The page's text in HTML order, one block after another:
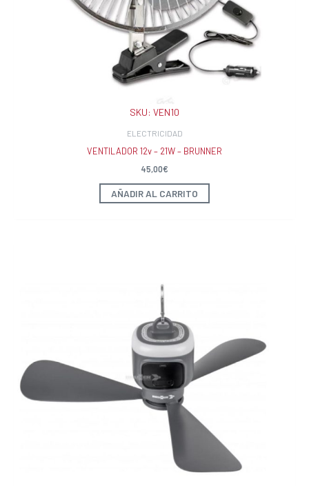
SKU: VEN10
ELECTRICIDAD
VENTILADOR 12v – 21W – BRUNNER
45,00€
AÑADIR AL CARRITO